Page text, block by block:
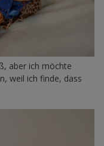
aber ich möchte
weil ich finde, dass